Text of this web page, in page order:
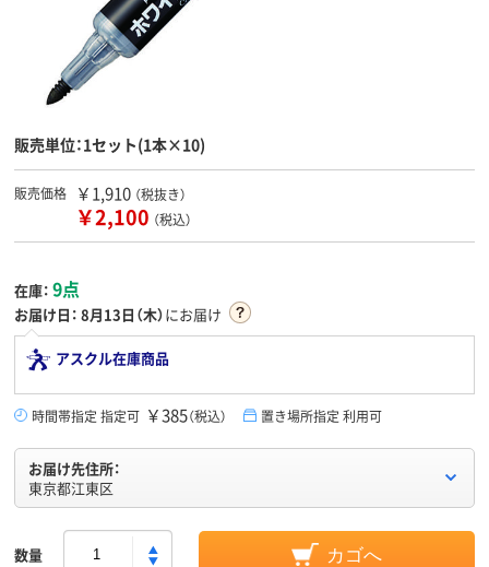
販売単位：1セット(1本×10)
販売価格 ￥1,910 （税抜き）
￥2,100 （税込）
在庫： 9点
お届け日： 8月13日（木）にお届け
アスクル在庫商品
時間帯指定 指定可 ￥385（税込） 置き場所指定 利用可
お届け先住所：
東京都江東区
数量 カゴへ